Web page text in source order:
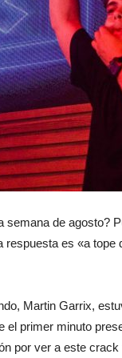
de agosto?
respuesta es «a
Martin Garrix,
el primer minuto
por ver a este crack